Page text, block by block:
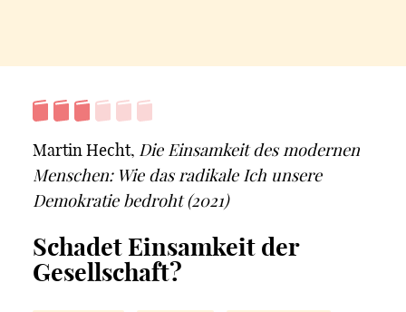
Martin Hecht, Die Einsamkeit des modernen
Menschen: Wie das radikale Ich unsere
Demokratie bedroht (2021)
Schadet Einsamkeit der
Gesellschaft?